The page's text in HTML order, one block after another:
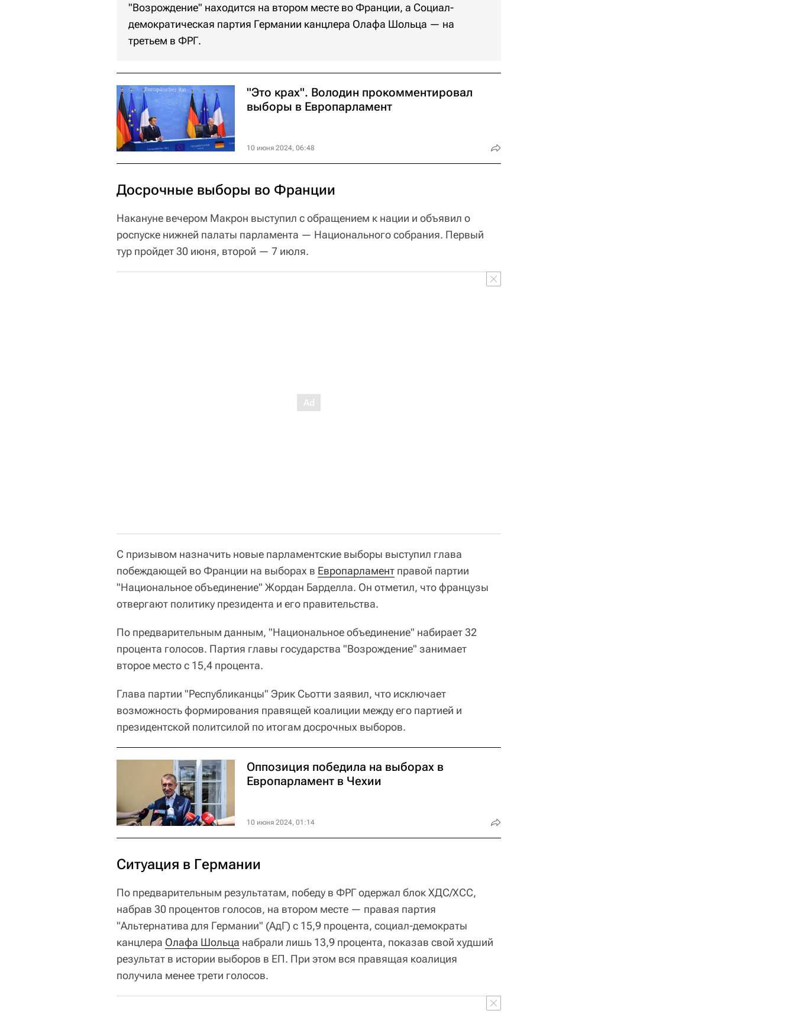
"Возрождение" находится на втором месте во Франции, а Социал-
демократическая партия Германии канцлера Олафа Шольца — на
третьем в ФРГ.
"Это крах". Володин прокомментировал
выборы в Европарламент
10 июня 2024, 06:48
Досрочные выборы во Франции
Накануне вечером Макрон выступил с обращением к нации и объявил о
роспуске нижней палаты парламента — Национального собрания. Первый
тур пройдет 30 июня, второй — 7 июля.
С призывом назначить новые парламентские выборы выступил глава
побеждающей во Франции на выборах в Европарламент правой партии
"Национальное объединение" Жордан Барделла. Он отметил, что французы
отвергают политику президента и его правительства.
По предварительным данным, "Национальное объединение" набирает 32
процента голосов. Партия главы государства "Возрождение" занимает
второе место с 15,4 процента.
Глава партии "Республиканцы" Эрик Сьотти заявил, что исключает
возможность формирования правящей коалиции между его партией и
президентской политсилой по итогам досрочных выборов.
Оппозиция победила на выборах в
Европарламент в Чехии
10 июня 2024, 01:14
Ситуация в Германии
По предварительным результатам, победу в ФРГ одержал блок ХДС/ХСС,
набрав 30 процентов голосов, на втором месте — правая партия
"Альтернатива для Германии" (АдГ) с 15,9 процента, социал-демократы
канцлера Олафа Шольца набрали лишь 13,9 процента, показав свой худший
результат в истории выборов в ЕП. При этом вся правящая коалиция
получила менее трети голосов.